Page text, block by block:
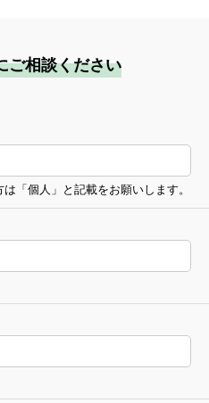
ご相談ください
「個人」と記載をお願いします。